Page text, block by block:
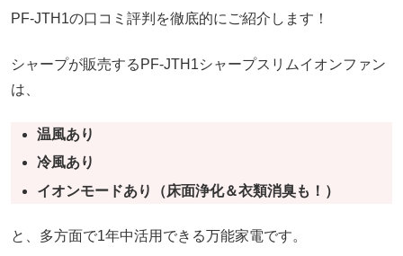
PF-JTH1の口コミ評判を徹底的にご紹介します！
シャープが販売するPF-JTH1シャープスリムイオンファン
は、
温風あり
冷風あり
イオンモードあり（床面浄化＆衣類消臭も！）
と、多方面で1年中活用できる万能家電です。